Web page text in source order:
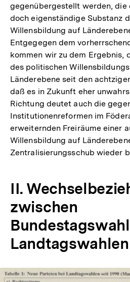
gegenübergestellt werden, die
doch eigenständige Substanz
Willensbildung auf
Entgegegen dem
kommen wir zu dem Ergebnis,
des politischen
Länderebene seit den
daß es in Zukunft eher
Richtung deutet auch die
Institutionenreformen im
erweiternden Freiräume einer
Willensbildung auf
Zentralisierungsschub wieder
II.
zwischen
Landtagswahlen